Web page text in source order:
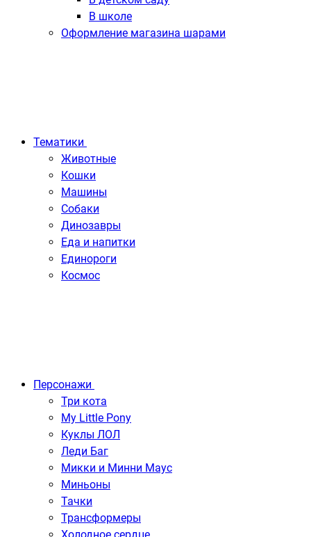
В школе
Оформление магазина шарами
Тематики
Животные
Кошки
Машины
Собаки
Динозавры
Еда и напитки
Единороги
Космос
Персонажи
Три кота
My Little Pony
Куклы ЛОЛ
Леди Баг
Микки и Минни Маус
Миньоны
Тачки
Трансформеры